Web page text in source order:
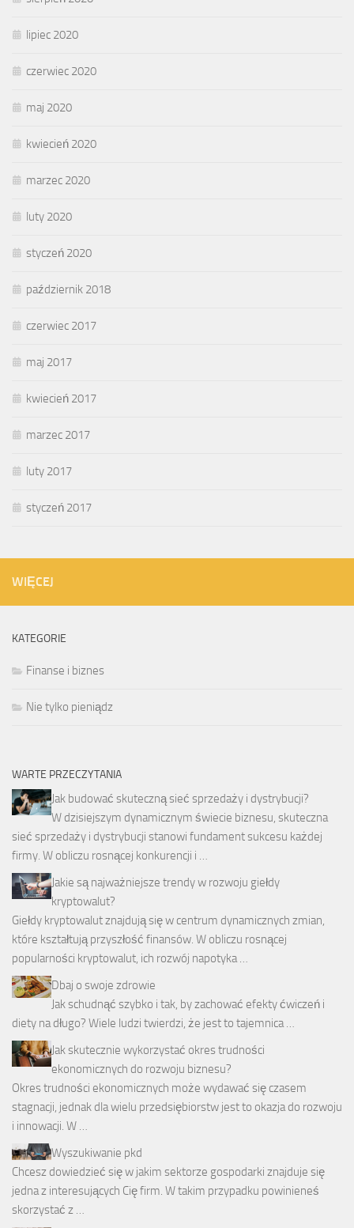
lipiec 2020
czerwiec 2020
maj 2020
kwiecień 2020
marzec 2020
luty 2020
styczeń 2020
październik 2018
czerwiec 2017
maj 2017
kwiecień 2017
marzec 2017
luty 2017
styczeń 2017
WIĘCEJ
KATEGORIE
Finanse i biznes
Nie tylko pieniądz
WARTE PRZECZYTANIA
Jak budować skuteczną sieć sprzedaży i dystrybucji?
W dzisiejszym dynamicznym świecie biznesu, skuteczna
sieć sprzedaży i dystrybucji stanowi fundament sukcesu każdej
firmy. W obliczu rosnącej konkurencji i …
Jakie są najważniejsze trendy w rozwoju giełdy
kryptowalut?
Giełdy kryptowalut znajdują się w centrum dynamicznych zmian,
które kształtują przyszłość finansów. W obliczu rosnącej
popularności kryptowalut, ich rozwój napotyka …
Dbaj o swoje zdrowie
Jak schudnąć szybko i tak, by zachować efekty ćwiczeń i
diety na długo? Wiele ludzi twierdzi, że jest to tajemnica …
Jak skutecznie wykorzystać okres trudności
ekonomicznych do rozwoju biznesu?
Okres trudności ekonomicznych może wydawać się czasem
stagnacji, jednak dla wielu przedsiębiorstw jest to okazja do rozwoju
i innowacji. W …
Wyszukiwanie pkd
Chcesz dowiedzieć się w jakim sektorze gospodarki znajduje się
jedna z interesujących Cię firm. W takim przypadku powinieneś
skorzystać z …